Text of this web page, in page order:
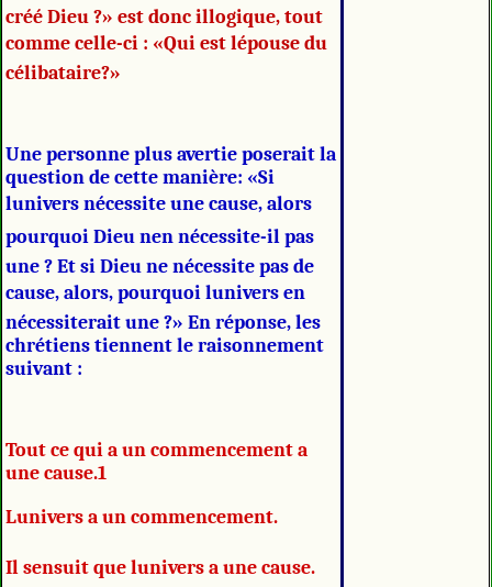
créé Dieu ?» est donc illogique, tout
comme celle-ci : «Qui est lépouse du
célibataire?»
Une personne plus avertie poserait la
question de cette manière: «Si
lunivers nécessite une cause, alors
pourquoi Dieu nen nécessite-il pas
une ? Et si Dieu ne nécessite pas de
cause, alors, pourquoi lunivers en
nécessiterait une ?» En réponse, les
chrétiens tiennent le raisonnement
suivant :
Tout ce qui a un commencement a
une cause.1
Lunivers a un commencement.
Il sensuit que lunivers a une cause.